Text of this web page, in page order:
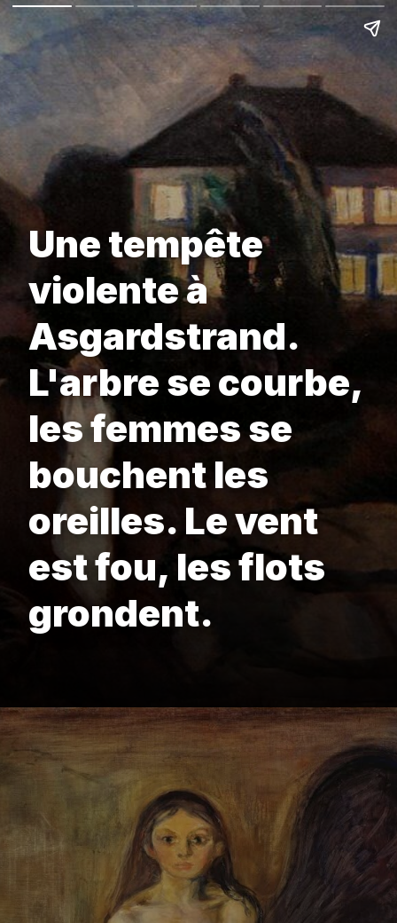
Une tempête
violente à
Asgardstrand.
L'arbre se courbe,
les femmes se
bouchent les
oreilles. Le vent
est fou, les flots
grondent.